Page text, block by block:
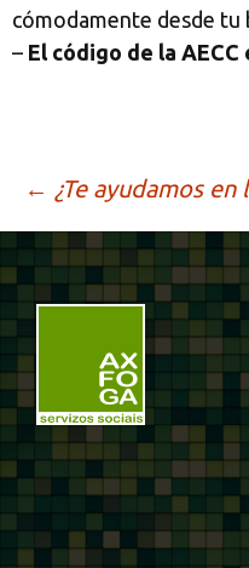
cómodamente desde tu
– El código de la AECC
Ir
la
entrada
← ¿Te ayudamos en